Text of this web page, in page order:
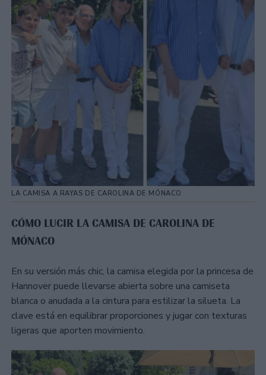
LA CAMISA A RAYAS DE CAROLINA DE MÓNACO
CÓMO LUCIR LA CAMISA DE CAROLINA DE
MÓNACO
En su versión más chic, la camisa elegida por la princesa de
Hannover puede llevarse abierta sobre una camiseta
blanca o anudada a la cintura para estilizar la silueta. La
clave está en equilibrar proporciones y jugar con texturas
ligeras que aporten movimiento.